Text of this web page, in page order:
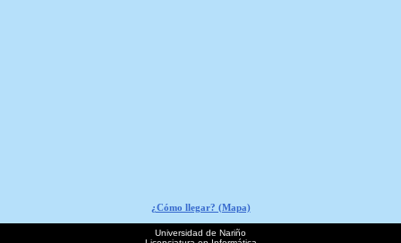
¿Cómo llegar? (Mapa)
Universidad de Nariño